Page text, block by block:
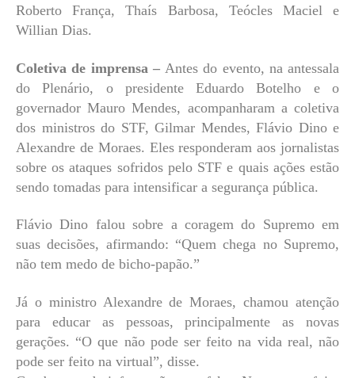
Roberto França, Thaís Barbosa, Teócles Maciel e
Willian Dias.
Coletiva de imprensa –Antes do evento, na antessala
do Plenário, o presidente Eduardo Botelho e o
governador Mauro Mendes, acompanharam a coletiva
dos ministros do STF, Gilmar Mendes, Flávio Dino e
Alexandre de Moraes. Eles responderam aos jornalistas
sobre os ataques sofridos pelo STF e quais ações estão
sendo tomadas para intensificar a segurança pública.
Flávio Dino falou sobre a coragem do Supremo em
suas decisões, afirmando: “Quem chega no Supremo,
não tem medo de bicho-papão.”
Já o ministro Alexandre de Moraes, chamou atenção
para educar as pessoas, principalmente as novas
gerações. “O que não pode ser feito na vida real, não
pode ser feito na virtual”, disse.